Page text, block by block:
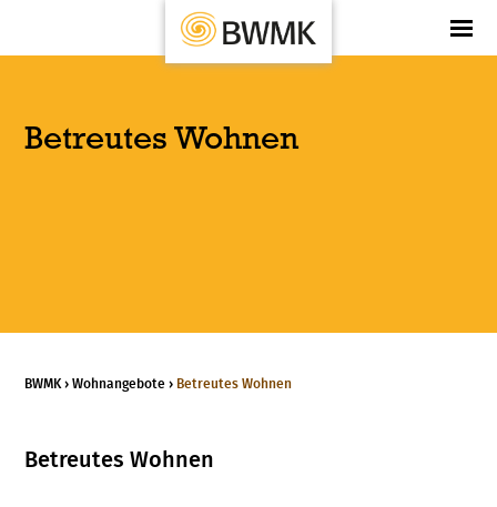
Betreutes Wohnen
BWMK ›Wohnangebote › Betreutes Wohnen
Betreutes Wohnen